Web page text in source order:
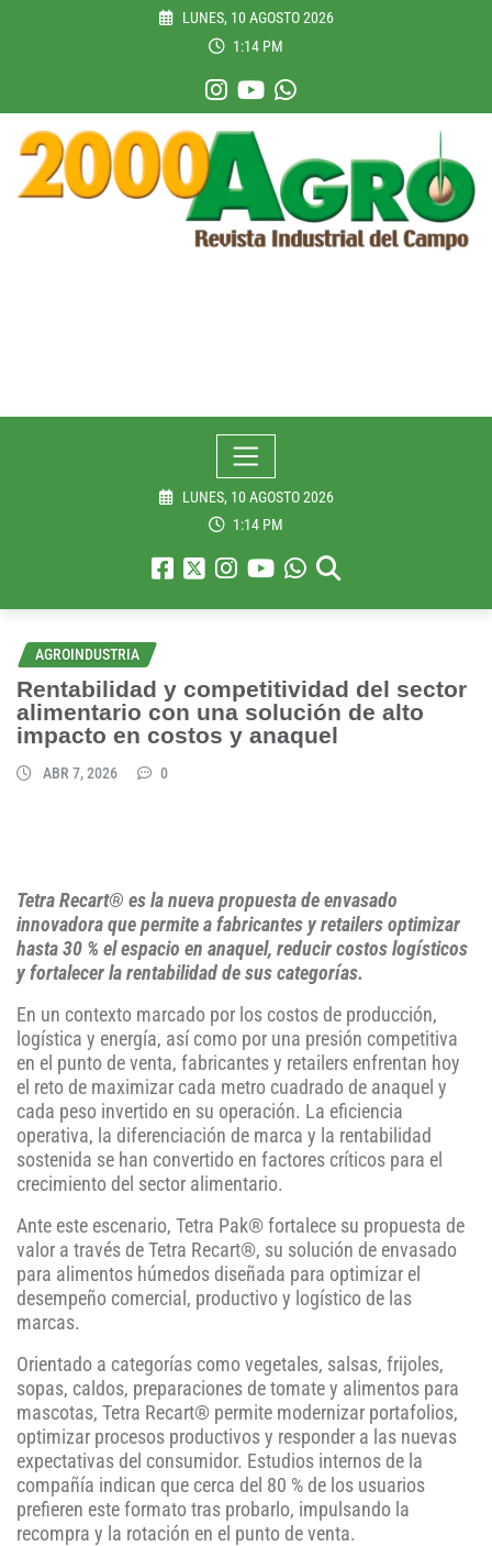
LUNES, 10 AGOSTO 2026
1:14 PM
LUNES, 10 AGOSTO 2026
1:14 PM
AGROINDUSTRIA
Rentabilidad y competitividad del sector
alimentario con una solución de alto
impacto en costos y anaquel
ABR 7, 2026 0
Tetra Recart® es la nueva propuesta de envasado
innovadora que permite a fabricantes y retailers optimizar
hasta 30 % el espacio en anaquel, reducir costos logísticos
y fortalecer la rentabilidad de sus categorías.
En un contexto marcado por los costos de producción,
logística y energía, así como por una presión competitiva
en el punto de venta, fabricantes y retailers enfrentan hoy
el reto de maximizar cada metro cuadrado de anaquel y
cada peso invertido en su operación. La eficiencia
operativa, la diferenciación de marca y la rentabilidad
sostenida se han convertido en factores críticos para el
crecimiento del sector alimentario.
Ante este escenario, Tetra Pak® fortalece su propuesta de
valor a través de Tetra Recart®, su solución de envasado
para alimentos húmedos diseñada para optimizar el
desempeño comercial, productivo y logístico de las
marcas.
Orientado a categorías como vegetales, salsas, frijoles,
sopas, caldos, preparaciones de tomate y alimentos para
mascotas, Tetra Recart® permite modernizar portafolios,
optimizar procesos productivos y responder a las nuevas
expectativas del consumidor. Estudios internos de la
compañía indican que cerca del 80 % de los usuarios
prefieren este formato tras probarlo, impulsando la
recompra y la rotación en el punto de venta.